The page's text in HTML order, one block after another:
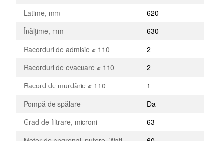
Latime, mm
620
Înălțime, mm
630
Racorduri de admisie ⌀ 110
2
Racorduri de evacuare ⌀ 110
2
Racord de murdărie ⌀ 110
1
Pompă de spălare
Da
Grad de filtrare, microni
63